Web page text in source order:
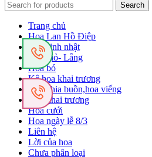
Search
Trang chủ
Hoa Lan Hồ Điệp
Hoa sinh nhật
Hoa giỏ- Lẵng
Hoa bó
Kệ hoa khai trương
Hoa chia buồn,hoa viếng
Hoa khai trương
Hoa cưới
Hoa ngày lễ 8/3
Liên hệ
Lời của hoa
Chưa phân loại